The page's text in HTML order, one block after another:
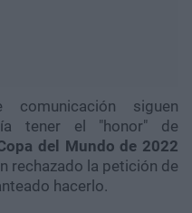
siguen
tener el "honor" de
del Mundo de 2022
rechazado la petición de
hacerlo.